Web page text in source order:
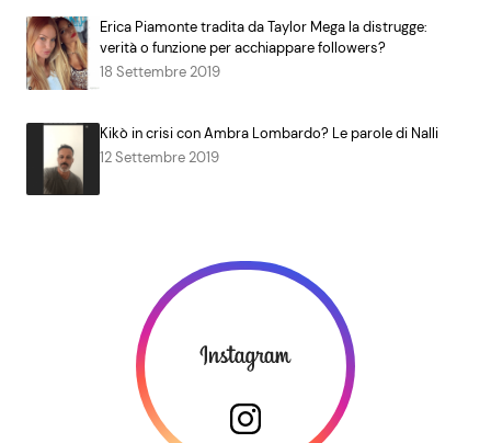
Erica Piamonte tradita da Taylor Mega la distrugge:
verità o funzione per acchiappare followers?
18 Settembre 2019
Kikò in crisi con Ambra Lombardo? Le parole di Nalli
12 Settembre 2019